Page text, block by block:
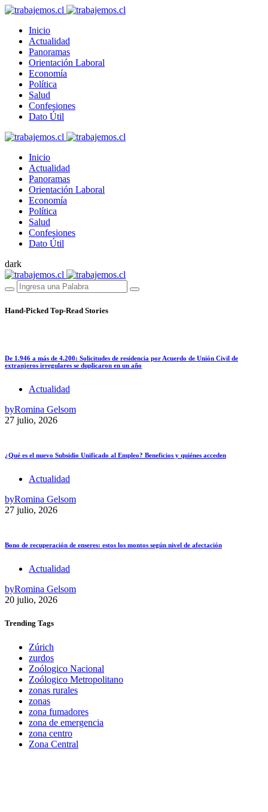
Inicio
Actualidad
Panoramas
Orientación Laboral
Economía
Política
Salud
Confesiones
Dato Útil
Inicio
Actualidad
Panoramas
Orientación Laboral
Economía
Política
Salud
Confesiones
Dato Útil
dark
Hand-Picked Top-Read Stories
De 1.946 a más de 4.200: Solicitudes de residencia por Acuerdo de Unión Civil de
extranjeros irregulares se duplicaron en un año
Actualidad
byRomina Gelsom
27 julio, 2026
¿Qué es el nuevo Subsidio Unificado al Empleo? Beneficios y quiénes acceden
Actualidad
byRomina Gelsom
27 julio, 2026
Bono de recuperación de enseres: estos los montos según nivel de afectación
Actualidad
byRomina Gelsom
20 julio, 2026
Trending Tags
Zúrich
zurdos
Zoólogico Nacional
Zoólogico Metropolitano
zonas rurales
zonas
zona fumadores
zona de emergencia
zona centro
Zona Central